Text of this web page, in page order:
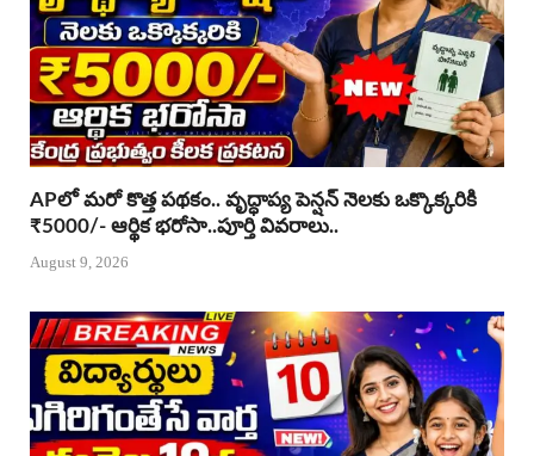
APలో మరో కొత్త పథకం.. వృద్ధాప్య పెన్షన్ నెలకు ఒక్కొక్కరికి
₹5000/- ఆర్థిక భరోసా..పూర్తి వివరాలు..
August 9, 2026